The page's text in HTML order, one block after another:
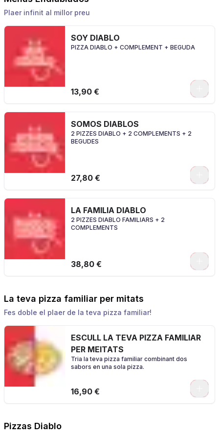
Plaer infinit al millor preu
SOY DIABLO
PIZZA DIABLO + COMPLEMENT + BEGUDA
13,90 €
SOMOS DIABLOS
2 PIZZES DIABLO + 2 COMPLEMENTS + 2
BEGUDES
27,80 €
LA FAMILIA DIABLO
2 PIZZES DIABLO FAMILIARS + 2
COMPLEMENTS
38,80 €
La teva pizza familiar per mitats
Fes doble el plaer de la teva pizza familiar!
ESCULL LA TEVA PIZZA FAMILIAR
PER MEITATS
Tria la teva pizza familiar combinant dos
sabors en una sola pizza.
16,90 €
Pizzas Diablo